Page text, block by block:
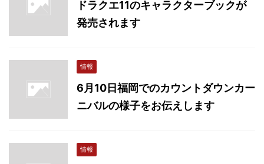
ドラクエ11のキャラクターブックが
発売されます
情報
6月10日福岡でのカウントダウンカー
ニバルの様子をお伝えします
情報